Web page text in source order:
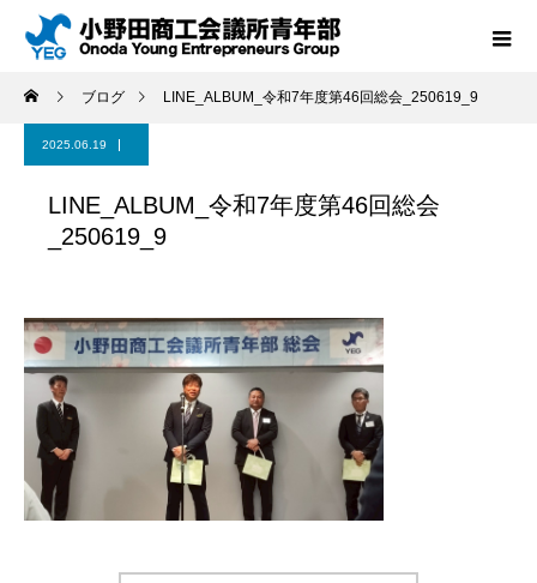
ブログ LINE_ALBUM_令和7年度第46回総会_250619_9
2025.06.19
LINE_ALBUM_令和7年度第46回総会
_250619_9